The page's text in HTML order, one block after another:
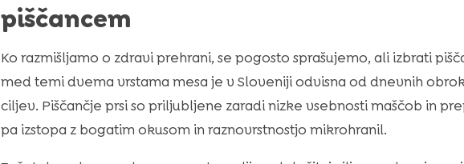
piščancem
Ko razmišljamo o zdravi prehrani, se pogosto sprašujemo, ali izbrati
med temi dvema vrstama mesa je v Sloveniji odvisna od dnevnih
ciljev. Piščančje prsi so priljubljene zaradi nizke vsebnosti maščob in
pa izstopa z bogatim okusom in raznovrstnostjo mikrohranil.